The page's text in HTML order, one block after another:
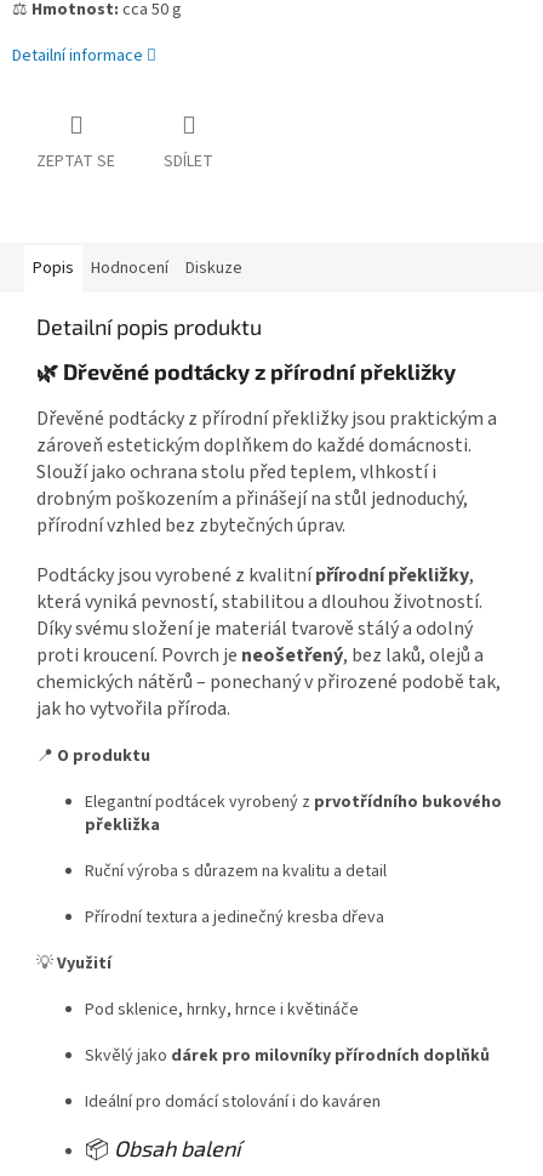
⚖️ Hmotnost: cca 50 g
Detailní informace
ZEPTAT SE SDÍLET
Popis Hodnocení Diskuze
Detailní popis produktu
🌿 Dřevěné podtácky z přírodní překližky
Dřevěné podtácky z přírodní překližky jsou praktickým a
zároveň estetickým doplňkem do každé domácnosti.
Slouží jako ochrana stolu před teplem, vlhkostí i
drobným poškozením a přinášejí na stůl jednoduchý,
přírodní vzhled bez zbytečných úprav.
Podtácky jsou vyrobené z kvalitnípřírodní překližky,
která vyniká pevností, stabilitou a dlouhou životností.
Díky svému složení je materiál tvarově stálý a odolný
proti kroucení. Povrch je neošetřený, bez laků, olejů a
chemických nátěrů – ponechaný v přirozené podobě tak,
jak ho vytvořila příroda.
📍 O produktu
Elegantní podtácek vyrobený z prvotřídního bukového
překližka
Ruční výroba s důrazem na kvalitu a detail
Přírodní textura a jedinečný kresba dřeva
💡Využití
Pod sklenice, hrnky, hrnce i květináče
Skvělý jako dárek pro milovníky přírodních doplňků
Ideální pro domácí stolování i do kaváren
📦 Obsah balení